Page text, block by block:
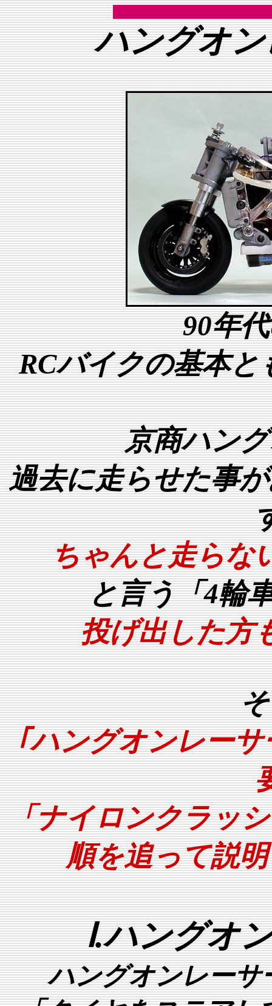
ハングオ
90年
RCバイクの基本
京商ハン
過去に走らせた事
ちゃんと走らな
と言う「4輪
投げ出した方
｢ハングオンレー
「ナイロンクラッ
順を追って説
Ⅰ.ハングオ
ハングオンレーサ